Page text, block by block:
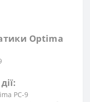
Optima
PC-9